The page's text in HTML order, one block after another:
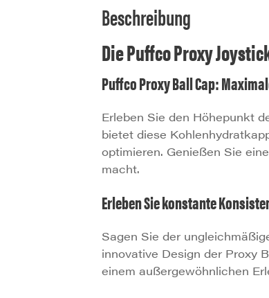
Beschreibung
Die Puffco Proxy
Puffco Proxy Ball Cap:
Erleben Sie den Höhepunkt
bietet diese
optimieren. Genießen Sie
macht.
Erleben Sie konstante
Sagen Sie der
innovative Design der Proxy
einem außergewöhnlichen